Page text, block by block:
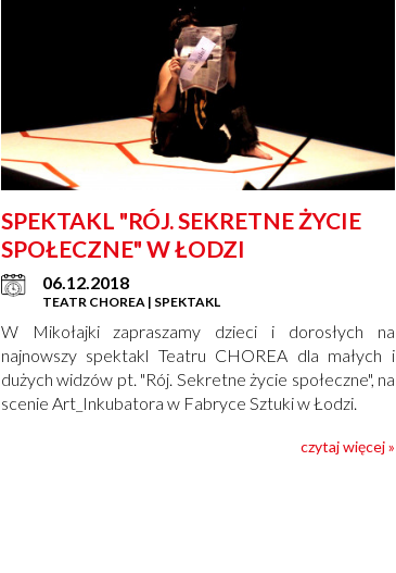
SPEKTAKL "RÓJ. SEKRETNE ŻYCIE
SPOŁECZNE" W ŁODZI
06.12.2018
TEATR CHOREA | SPEKTAKL
W Mikołajki zapraszamy dzieci i dorosłych na
najnowszy spektakl Teatru CHOREA dla małych i
dużych widzów pt. "Rój. Sekretne życie społeczne", na
scenie Art_Inkubatora w Fabryce Sztuki w Łodzi.
czytaj więcej »